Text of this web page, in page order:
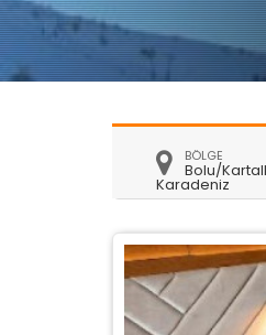
BÖLGE
Bolu/
Karadeniz